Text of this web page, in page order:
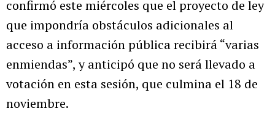
confirmó este miércoles que el proyecto de ley
que impondría obstáculos adicionales al
acceso a información pública recibirá “varias
enmiendas”, y anticipó que no será llevado a
votación en esta sesión, que culmina el 18 de
noviembre.